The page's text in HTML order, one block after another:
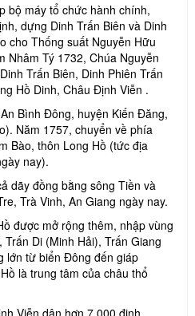
bộ máy tổ chức hành chính,
dựng Dinh Trấn Biên và Dinh
cho Thống suất Nguyễn Hữu
Nhâm Tý 1732, Chúa Nguyễn
Trấn Biên, Dinh Phiên Trấn
Hồ Dinh, Châu Định Viễn .
Bình Đông, huyện Kiến Đăng,
Năm 1757, chuyển về phía
Bào, thôn Long Hồ (tức địa
nay).
dãy đồng bằng sông Tiền và
Trà Vinh, An Giang ngày nay.
được mở rộng thêm, nhập vùng
Di (Minh Hải), Trấn Giang
lớn từ biển Đông đến giáp
là trung tâm của châu thổ
Viễn dân hơn 7.000 đinh,